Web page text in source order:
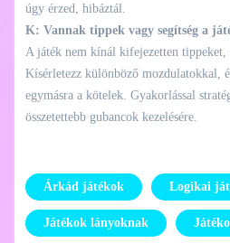
úgy érzed, hibáztál.
K: Vannak tippek vagy segítség a
A játék nem kínál kifejezetten tippeket,
Kísérletezz különböző mozdulatokkal,
egymásra a kötelek. Gyakorlással
összetettebb gubancok kezelésére.
Árkád játékok Logikai
Játékok lányoknak